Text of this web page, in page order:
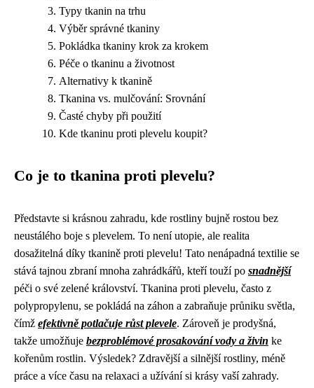
Typy tkanin na trhu
Výběr správné tkaniny
Pokládka tkaniny krok za krokem
Péče o tkaninu a životnost
Alternativy k tkanině
Tkanina vs. mulčování: Srovnání
Časté chyby při použití
Kde tkaninu proti plevelu koupit?
Co je to tkanina proti plevelu?
Představte si krásnou zahradu, kde rostliny bujně rostou bez
neustálého boje s plevelem. To není utopie, ale realita
dosažitelná díky tkanině proti plevelu! Tato nenápadná textilie se
stává tajnou zbraní mnoha zahrádkářů, kteří touží po snadnější
péči o své zelené království. Tkanina proti plevelu, často z
polypropylenu, se pokládá na záhon a zabraňuje průniku světla,
čímž efektivně potlačuje růst plevele. Zároveň je prodyšná,
takže umožňuje bezproblémové prosakování vody a živin ke
kořenům rostlin. Výsledek? Zdravější a silnější rostliny, méně
práce a více času na relaxaci a užívání si krásy vaší zahrady.